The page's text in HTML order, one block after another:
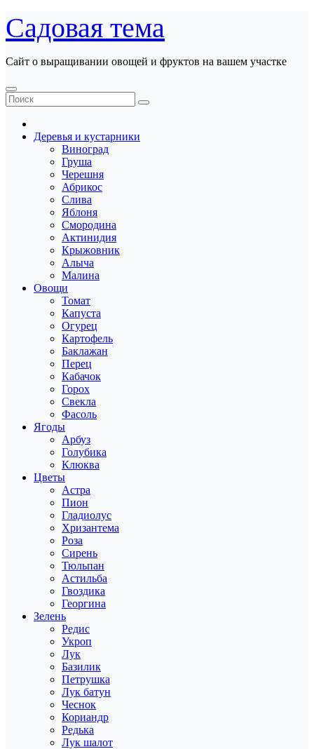
Перейти
к
содержанию
Садовая тема
Сайт о выращивании овощей и фруктов на вашем участке
Деревья и кустарники
Виноград
Груша
Черешня
Абрикос
Слива
Яблоня
Смородина
Актинидия
Крыжовник
Алыча
Малина
Овощи
Томат
Капуста
Огурец
Картофель
Баклажан
Перец
Кабачок
Горох
Свекла
Фасоль
Ягоды
Арбуз
Голубика
Клюква
Цветы
Астра
Пион
Гладиолус
Хризантема
Роза
Сирень
Тюльпан
Астильба
Гвоздика
Георгина
Зелень
Редис
Укроп
Лук
Базилик
Петрушка
Лук батун
Чеснок
Кориандр
Редька
Лук шалот